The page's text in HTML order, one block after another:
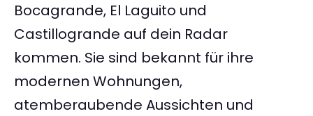
Bocagrande, El Laguito und
Castillogrande auf dein Radar
kommen. Sie sind bekannt für ihre
modernen Wohnungen,
atemberaubende Aussichten und